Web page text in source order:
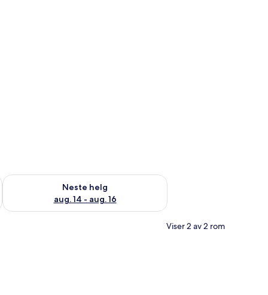
7 - aug. 9
Neste helg
aug. 14 - aug. 16
Sjekk tilgjengelighet for neste helg, aug. 14 - aug. 16
Viser 2 av 2 rom
dekorert og individuelt innredet